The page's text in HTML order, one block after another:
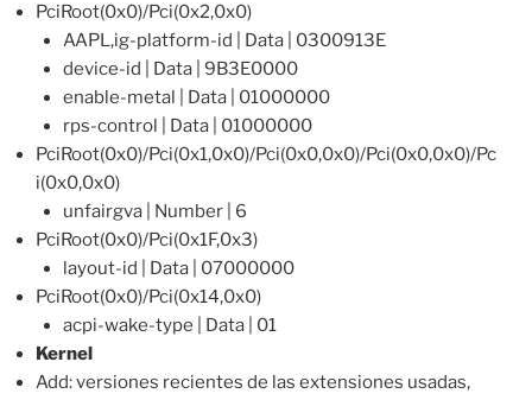
PciRoot(0x0)/Pci(0x2,0x0)
AAPL,ig-platform-id | Data | 0300913E
device-id | Data | 9B3E0000
enable-metal | Data | 01000000
rps-control | Data | 01000000
PciRoot(0x0)/Pci(0x1,0x0)/Pci(0x0,0x0)/Pci(0x0,0x0)/Pc
i(0x0,0x0)
unfairgva | Number | 6
PciRoot(0x0)/Pci(0x1F,0x3)
layout-id | Data | 07000000
PciRoot(0x0)/Pci(0x14,0x0)
acpi-wake-type | Data | 01
Kernel
Add: versiones recientes de las extensiones usadas,